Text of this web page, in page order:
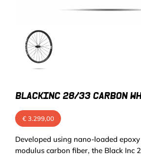
BLACKINC 28/33 CARBON
€3.299,00
Developed using nano-loaded
modulus carbon fiber, the Black Inc